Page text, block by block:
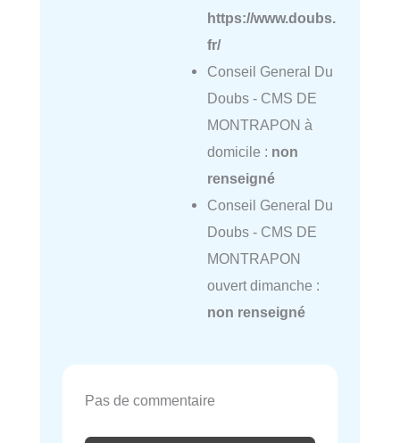
https://www.doubs.
fr/
Conseil General Du
Doubs - CMS DE
MONTRAPON à
domicile : non
renseigné
Conseil General Du
Doubs - CMS DE
MONTRAPON
ouvert dimanche :
non renseigné
Pas de commentaire